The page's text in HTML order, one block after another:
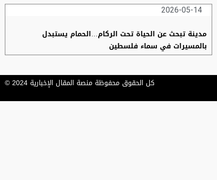
2026-05-14
مدينة تبحث عن الحياة تحت الركام…الحمام يستبدل
بالمسيرات في سماء فلسطين
كل الحقوق محفوظة منصة المقال الإخبارية 2024 ©